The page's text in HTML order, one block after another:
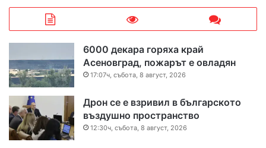
6000 декара горяха край
Асеновград, пожарът е овладян
17:07ч, събота, 8 август, 2026
Дрон се е взривил в българското
въздушно пространство
12:30ч, събота, 8 август, 2026